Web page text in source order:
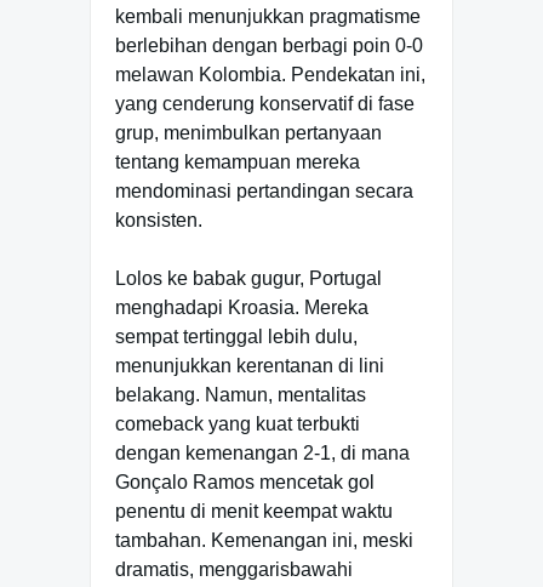
kembali menunjukkan pragmatisme
berlebihan dengan berbagi poin 0-0
melawan Kolombia. Pendekatan ini,
yang cenderung konservatif di fase
grup, menimbulkan pertanyaan
tentang kemampuan mereka
mendominasi pertandingan secara
konsisten.
Lolos ke babak gugur, Portugal
menghadapi Kroasia. Mereka
sempat tertinggal lebih dulu,
menunjukkan kerentanan di lini
belakang. Namun, mentalitas
comeback yang kuat terbukti
dengan kemenangan 2-1, di mana
Gonçalo Ramos mencetak gol
penentu di menit keempat waktu
tambahan. Kemenangan ini, meski
dramatis, menggarisbawahi